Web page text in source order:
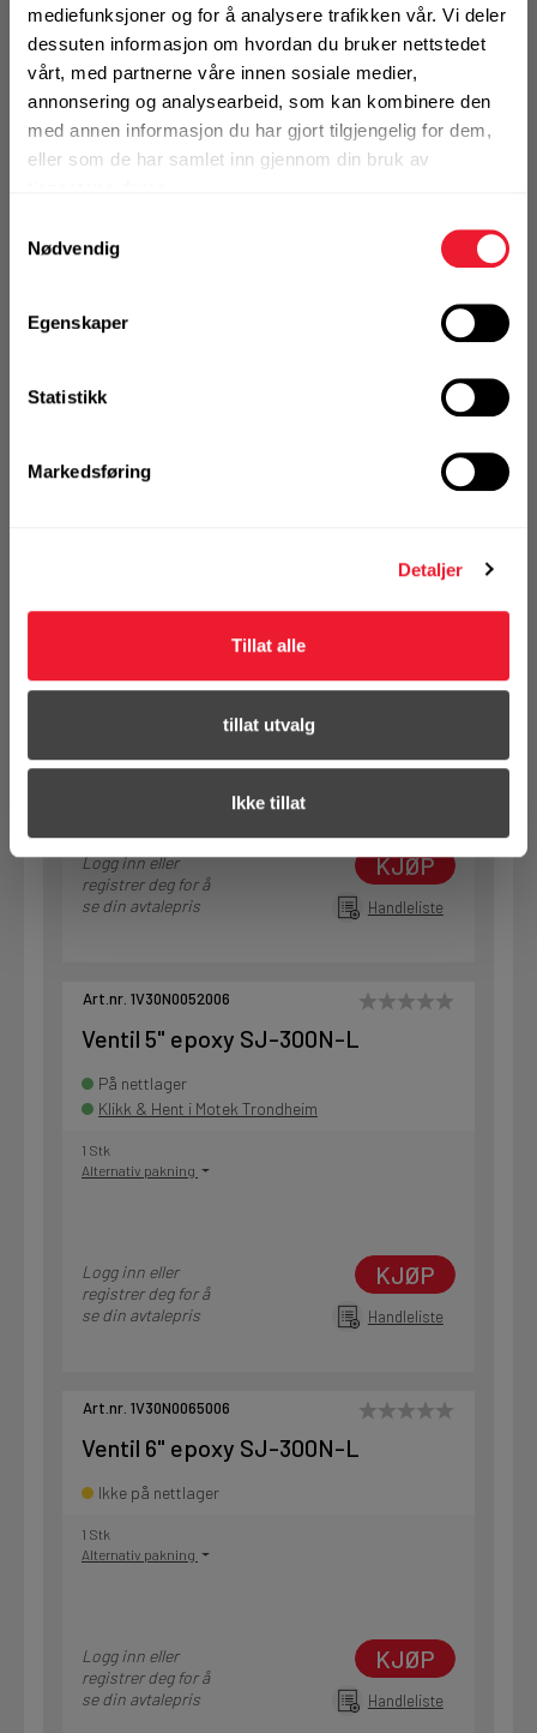
mediefunksjoner og for å analysere trafikken vår. Vi deler
dessuten informasjon om hvordan du bruker nettstedet
vårt, med partnerne våre innen sosiale medier,
annonsering og analysearbeid, som kan kombinere den
med annen informasjon du har gjort tilgjengelig for dem,
eller som de har samlet inn gjennom din bruk av
Nødvendig
Egenskaper
Statistikk
Markedsføring
Detaljer
Tillat alle
tillat utvalg
Ikke tillat
Logg inn eller
registrer deg for å
se din avtalepris
KJØP
Handleliste
På nettlager
1 Stk
registrer deg for å
Alternativ pakning
Logg inn eller
registrer deg for å
se din avtalepris
KJØP
Handleliste
Art.nr. 1V30N0052006
Ventil 5" epoxy SJ-300N-L
På nettlager
Klikk & Hent i Motek Trondheim
1 Stk
Alternativ pakning
Logg inn eller
registrer deg for å
se din avtalepris
KJØP
Handleliste
Art.nr. 1V30N0065006
Ventil 6" epoxy SJ-300N-L
Ikke på nettlager
1 Stk
Alternativ pakning
Logg inn eller
registrer deg for å
se din avtalepris
KJØP
Handleliste